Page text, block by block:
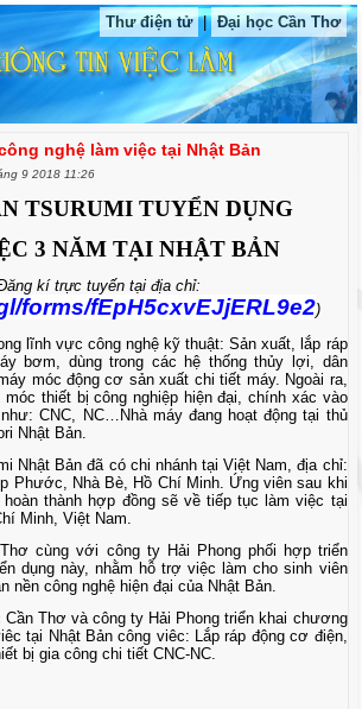
Thư điện tử | Đại học Cần Thơ
nghệ làm việc tại Nhật Bản
9 2018 11:26
TSURUMI TUYỂN DỤNG
3 NĂM TẠI NHẬT BẢN
kí trực tuyến tại địa chỉ:
forms/fEpH5cxvEJjERL9e2)
lĩnh vực công nghệ kỹ thuật: Sản xuất, lắp ráp
bơm, dùng trong các hệ thống thủy lợi, dân
móc động cơ sản xuất chi tiết máy. Ngoài ra,
thiết bị công nghiệp hiện đại, chính xác vào
CNC, NC…Nhà máy đang hoạt động tại thủ
Nhật Bản.
Nhật Bản đã có chi nhánh tại Việt Nam, địa chỉ:
Phước, Nhà Bè, Hồ Chí Minh. Ứng viên sau khi
hoàn thành hợp đồng sẽ về tiếp tục làm việc tại
Minh, Việt Nam.
cùng với công ty Hải Phong phối hợp triển
dụng này, nhằm hỗ trợ việc làm cho sinh viên
nền công nghệ hiện đại của Nhật Bản.
Cần Thơ và công ty Hải Phong triển khai chương
tại Nhật Bản công viêc: Lắp ráp động cơ điện,
bị gia công chi tiết CNC-NC.